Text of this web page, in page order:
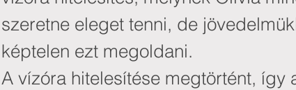
szeretne eleget tenni, de
képtelen ezt megoldani.
A vízóra hitelesítése megtörtént, így